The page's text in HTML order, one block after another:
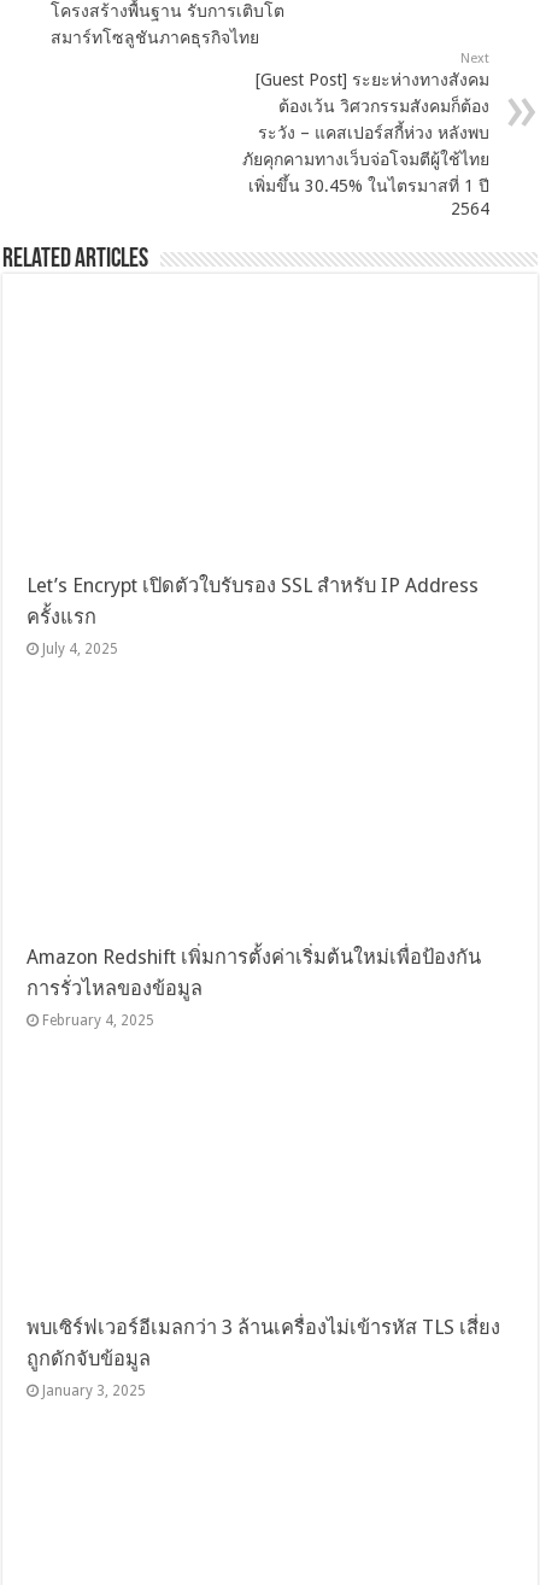
โครงสร้างพื้นฐาน รับการเติบโต
สมาร์ทโซลูชันภาคธุรกิจไทย
Next
[Guest Post] ระยะห่างทางสังคม
ต้องเว้น วิศวกรรมสังคมก็ต้อง
ระวัง – แคสเปอร์สกี้ห่วง หลังพบ
ภัยคุกคามทางเว็บจ่อโจมตีผู้ใช้ไทย
เพิ่มขึ้น 30.45% ในไตรมาสที่ 1 ปี
2564
Related Articles
Let’s Encrypt เปิดตัวใบรับรอง SSL สำหรับ IP Address
ครั้งแรก
July 4, 2025
Amazon Redshift เพิ่มการตั้งค่าเริ่มต้นใหม่เพื่อป้องกัน
การรั่วไหลของข้อมูล
February 4, 2025
พบเซิร์ฟเวอร์อีเมลกว่า 3 ล้านเครื่องไม่เข้ารหัส TLS เสี่ยง
ถูกดักจับข้อมูล
January 3, 2025